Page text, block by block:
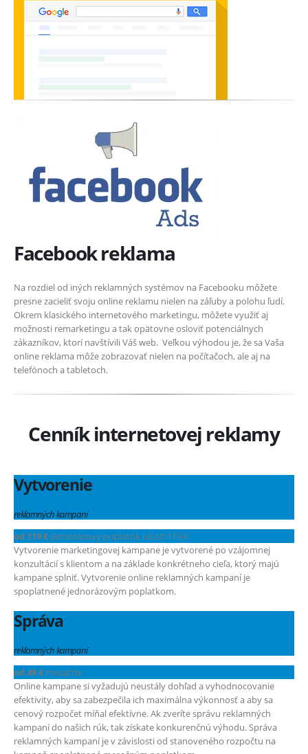
Facebook reklama
Na rozdiel od iných reklamných systémov na Facebooku môžete
presne zacieliť svoju online reklamu nielen na záľuby a polohu ľudí.
Okrem klasického internetového marketingu, môžete využiť aj
možnosti remarketingu a tak opätovne osloviť potenciálnych
zákazníkov, ktorí navštívili Váš web. Veľkou výhodou je, že sa Vaša
online reklama môže zobrazovať nielen na počítačoch, ale aj na
telefónoch a tabletoch.
Cenník internetovej reklamy
Vytvorenie
reklamných kampaní
od 119 € jednorázový poplatok už od 119 €
Vytvorenie marketingovej kampane je vytvorené po vzájomnej
konzultácií s klientom a na základe konkrétneho cieľa, ktorý majú
kampane splniť. Vytvorenie online reklamných kampaní je
spoplatnené jednorázovým poplatkom.
Správa
reklamných kampaní
od 49 € mesačne
Online kampane si vyžadujú neustály dohľad a vyhodnocovanie
efektivity, aby sa zabezpečila ich maximálna výkonnosť a aby sa
cenový rozpočet míňal efektívne. Ak zveríte správu reklamných
kampaní do našich rúk, tak získate konkurenčnú výhodu. Správa
reklamných kampaní je v závislosti od stanoveného rozpočtu na